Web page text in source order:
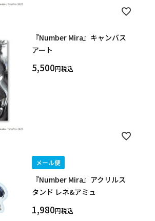
『Number Mira』キャンバス
アート
5,500 税込
メール便
『Number Mira』アクリルス
タンド レネ&アミュ
1,980 税込